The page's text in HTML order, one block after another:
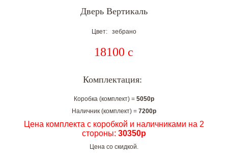
Дверь Вертикаль
Цвет: зебрано
18100 c
Комплектация:
Коробка (комплект) = 5050р
Наличник (комплект) = 7200р
Цена комплекта с коробкой и наличниками на 2
стороны: 30350р
Цена со скидкой.